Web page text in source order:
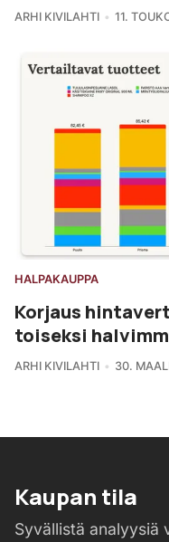
ARHI KIVILAHTI 11.
HALPAKAUPPA
Korjaus
toiseksi
ARHI KIVILAHTI 30.
Kaupan tila
Syvällistä analyysiä